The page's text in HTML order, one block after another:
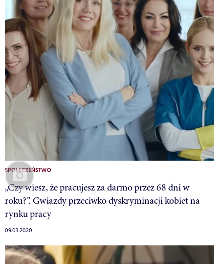
SPOŁECZEŃSTWO
„Czy wiesz, że pracujesz za darmo przez 68 dni w
roku?”. Gwiazdy przeciwko dyskryminacji kobiet na
rynku pracy
09.03.2020